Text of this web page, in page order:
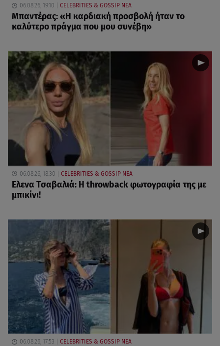
06.08.26, 19:10 CELEBRITIES & GOSSIP ΝΕΑ
Μπαντέρας: «Η καρδιακή προσβολή ήταν το
καλύτερο πράγμα που μου συνέβη»
06.08.26, 18:30 CELEBRITIES & GOSSIP ΝΕΑ
Ελενα Τσαβαλιά: Η throwback φωτογραφία της με
μπικίνι!
06.08.26, 17:53 CELEBRITIES & GOSSIP ΝΕΑ